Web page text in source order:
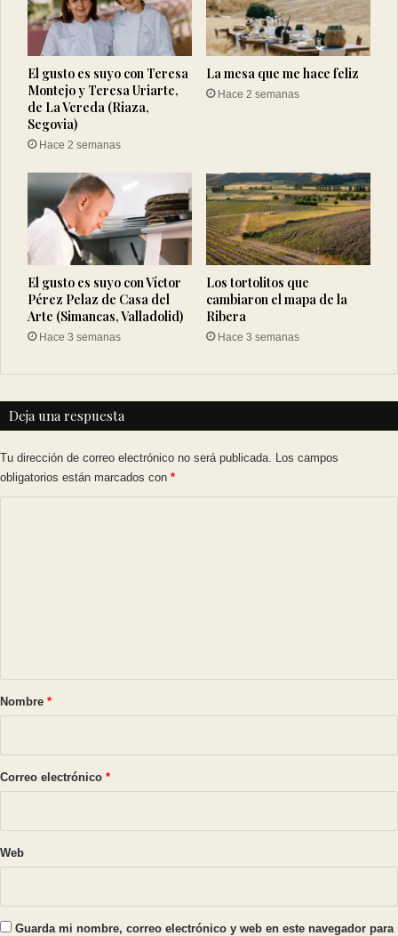
El gusto es suyo con Teresa
Montejo y Teresa Uriarte,
de La Vereda (Riaza,
Segovia)
Hace 2 semanas
La mesa que me hace feliz
Hace 2 semanas
El gusto es suyo con Víctor
Pérez Pelaz de Casa del
Arte (Simancas, Valladolid)
Hace 3 semanas
Los tortolitos que
cambiaron el mapa de la
Ribera
Hace 3 semanas
Deja una respuesta
Tu dirección de correo electrónico no será publicada.
Los campos
obligatorios están marcados con *
r
*
Nombre *
Correo electrónico *
Web
Guarda mi nombre, correo electrónico y web en este navegador para